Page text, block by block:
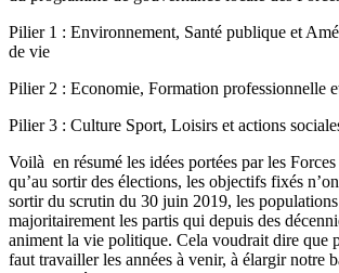
Pilier 1 : Environnement, Santé publique et
de vie
Pilier 2 : Economie, Formation professionnelle
Pilier 3 : Culture Sport, Loisirs et actions
Voilà en résumé les idées portées par les
qu’au sortir des élections, les objectifs fixés
sortir du scrutin du 30 juin 2019, les
majoritairement les partis qui depuis des
animent la vie politique. Cela voudrait dire que
faut travailler les années à venir, à élargir notre